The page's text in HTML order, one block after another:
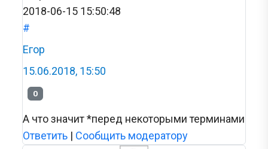
2018-06-15 15:50:48
#
Егор
15.06.2018, 15:50
0
А что значит *перед некоторыми терминами
Ответить | Сообщить модератору